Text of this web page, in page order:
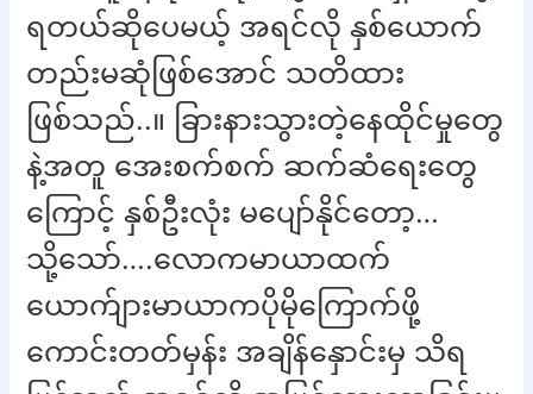
ရတယ်ဆိုပေမယ့် အရင်လို နှစ်ယောက်
တည်းမဆုံဖြစ်အောင် သတိထား
ဖြစ်သည်..။ ခြားနားသွားတဲ့နေထိုင်မှုတွေ
နဲ့အတူ အေးစက်စက် ဆက်ဆံရေးတွေ
ကြောင့် နှစ်ဦးလုံး မပျော်နိုင်တော့…
သို့သော်….လောကမာယာထက်
ယောက်ျားမာယာကပိုမိုကြောက်ဖို့
ကောင်းတတ်မှန်း အချိန်နှောင်းမှ သိရ